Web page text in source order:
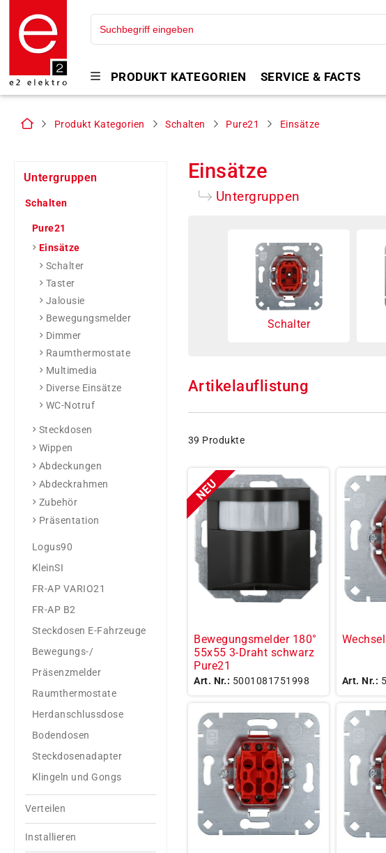
PRODUKT KATEGORIEN SERVICE & FACTS
Produkt Kategorien Schalten Pure21 Einsätze
Untergruppen
Schalten
Pure21
Einsätze
Schalter
Taster
Jalousie
Bewegungsmelder
Dimmer
Raumthermostate
Multimedia
Diverse Einsätze
WC-Notruf
Steckdosen
Wippen
Abdeckungen
Abdeckrahmen
Zubehör
Präsentation
Logus90
KleinSI
FR-AP VARIO21
FR-AP B2
Steckdosen E-Fahrzeuge
Bewegungs-/
Präsenzmelder
Raumthermostate
Herdanschlussdose
Bodendosen
Steckdosenadapter
Klingeln und Gongs
Verteilen
Installieren
Einsätze
Untergruppen
Schalter
Artikelauflistung
39 Produkte
Bewegungsmelder 180°
55x55 3-Draht schwarz
Pure21
Art. Nr.: 5001081751998 Art. Nr.: